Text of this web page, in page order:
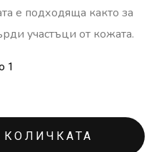
е подходяща както за
участъци от кожата.
1